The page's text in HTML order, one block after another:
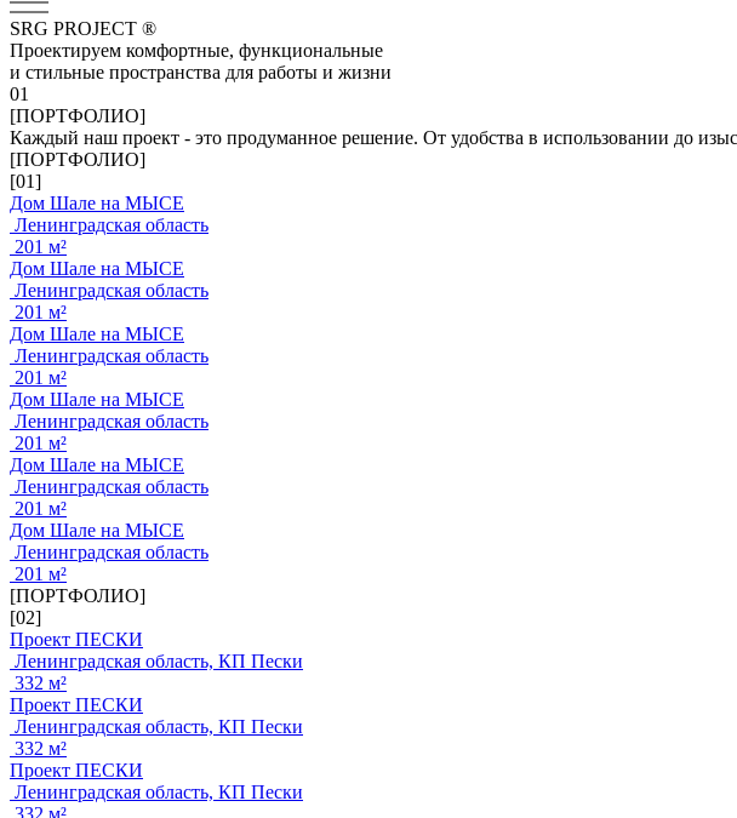
SRG PROJECT ®
Проектируем комфортные, функциональные
и стильные пространства для работы и жизни
01
[ПОРТФОЛИО]
Каждый наш проект - это продуманное решение. От удобства в использовании до
[ПОРТФОЛИО]
[01]
Дом Шале на МЫСЕ
Ленинградская область
201 м²
Дом Шале на МЫСЕ
Ленинградская область
201 м²
Дом Шале на МЫСЕ
Ленинградская область
201 м²
Дом Шале на МЫСЕ
Ленинградская область
201 м²
Дом Шале на МЫСЕ
Ленинградская область
201 м²
Дом Шале на МЫСЕ
Ленинградская область
201 м²
[ПОРТФОЛИО]
[02]
Проект ПЕСКИ
Ленинградская область, КП Пески
332 м²
Проект ПЕСКИ
Ленинградская область, КП Пески
332 м²
Проект ПЕСКИ
Ленинградская область, КП Пески
332 м²